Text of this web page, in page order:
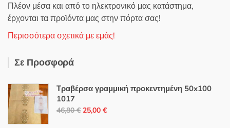
Πλέον μέσα και από το ηλεκτρονικό μας κατάστημα,
έρχονται τα προϊόντα μας στην πόρτα σας!
Περισσότερα σχετικά με εμάς!
Σε Προσφορά
Τραβέρσα γραμμική προκεντημένη 50x100
1017
46,80€ Original
25,00 €Η